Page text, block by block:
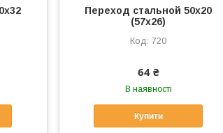
Переход стальной 50х20
(57х26)
720
64 ₴
В наявності
Купити